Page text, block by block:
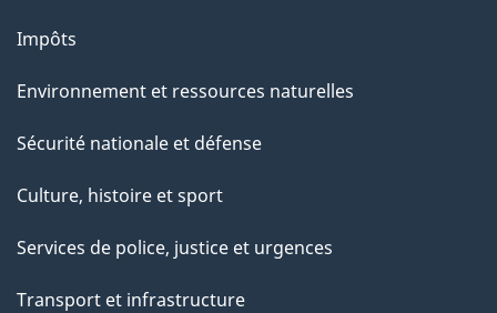
Impôts
Environnement et ressources naturelles
Sécurité nationale et défense
Culture, histoire et sport
Services de police, justice et urgences
Transport et infrastructure